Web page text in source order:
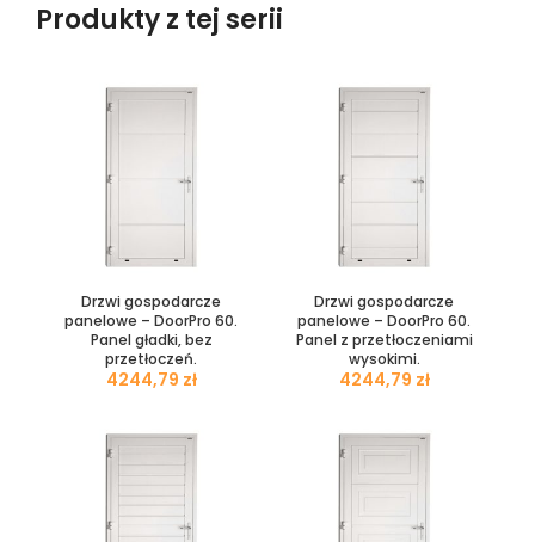
Produkty z tej serii
Drzwi gospodarcze
panelowe – DoorPro 60.
Panel gładki, bez
przetłoczeń.
zł
Drzwi gospodarcze
panelowe – DoorPro 60.
Panel z przetłoczeniami
wysokimi.
zł